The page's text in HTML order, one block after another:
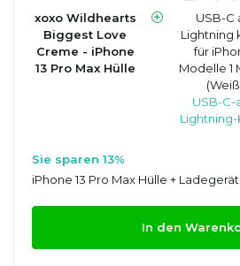
xoxo Wildhearts
Biggest Love
Creme - iPhone
13 Pro Max Hülle
USB-C
Lightning
für
Modelle 1
USB-C-
Lightning-
Sie sparen 13%
iPhone 13 Pro Max Hülle + Ladegerät
In den